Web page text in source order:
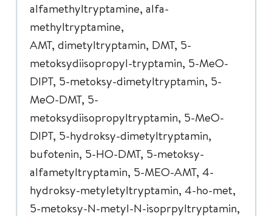
alfamethyltryptamine, alfa-
methyltryptamine,
AMT, dimetyltryptamin, DMT, 5-
metoksydiisopropyl-tryptamin, 5-MeO-
DIPT, 5-metoksy-dimetyltryptamin, 5-
MeO-DMT, 5-
metoksydiisopropyltryptamin, 5-MeO-
DIPT, 5-hydroksy-dimetyltryptamin,
bufotenin, 5-HO-DMT, 5-metoksy-
alfametyltryptamin, 5-MEO-AMT, 4-
hydroksy-metyletyltryptamin, 4-ho-met,
5-metoksy-N-metyl-N-isoprpyltryptamin,